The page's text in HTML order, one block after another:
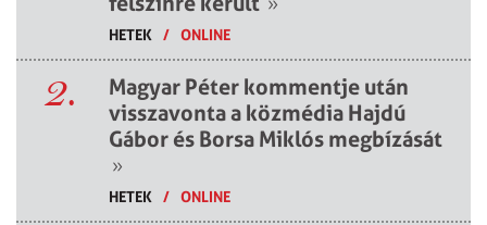
HETEK / ONLINE
2.
Magyar Péter kommentje után
visszavonta a közmédia Hajdú
Gábor és Borsa Miklós megbízását
»
HETEK / ONLINE